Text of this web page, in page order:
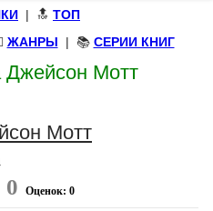
| 🔝 ТОП
ЖАНРЫ | 📚 СЕРИИ КНИГ
Джейсон Мотт
Мотт
0 Оценок: 0